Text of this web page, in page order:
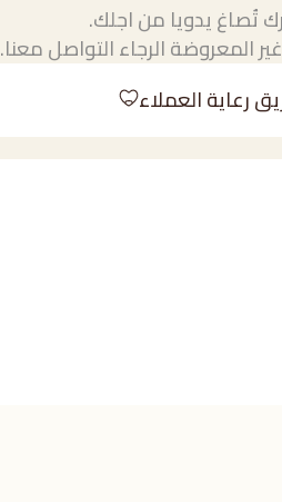
تُصاغ يدويا من اجلك.
المعروضة الرجاء التواصل معنا.
رعاية العملاء